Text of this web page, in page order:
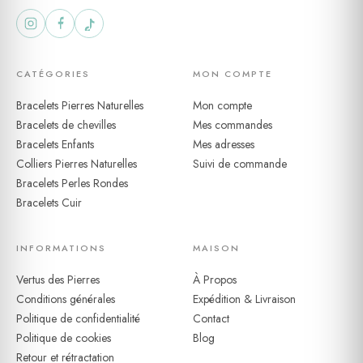
CATÉGORIES
Bracelets Pierres Naturelles
Bracelets de chevilles
Bracelets Enfants
Colliers Pierres Naturelles
Bracelets Perles Rondes
Bracelets Cuir
MON COMPTE
Mon compte
Mes commandes
Mes adresses
Suivi de commande
INFORMATIONS
Vertus des Pierres
Conditions générales
Politique de confidentialité
Politique de cookies
Retour et rétractation
MAISON
À Propos
Expédition & Livraison
Contact
Blog